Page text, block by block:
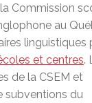
Commission
au
linguistiques
et centres.
de la CSEM et
subventions du